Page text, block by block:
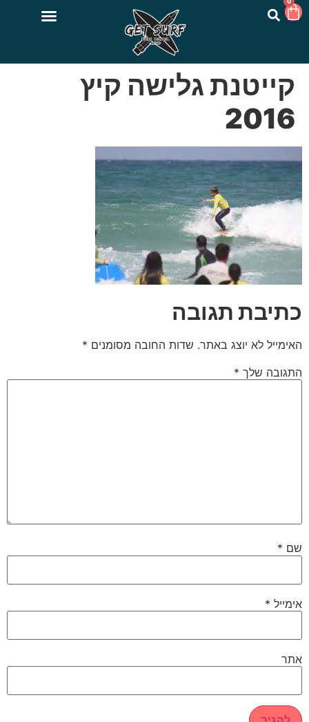
קייטנת גלישה קיץ
2016
כתיבת תגובה
האימייל לא יוצג באתר. שדות החובה מסומנים *
התגובה שלך *
שם *
אימייל *
אתר